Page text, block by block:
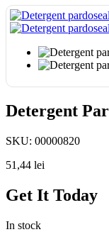
Detergent
SKU: 00000820
51,44 lei
Get It Today
In stock